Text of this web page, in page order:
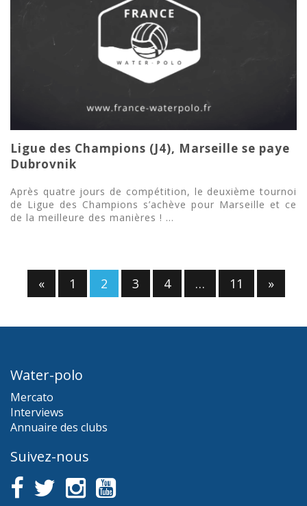
Ligue des Champions (J4), Marseille se paye
Dubrovnik
Après quatre jours de compétition, le deuxième tournoi
de Ligue des Champions s’achève pour Marseille et ce
de la meilleure des manières ! ...
« 1 2 3 4 … 11 »
Water-polo
Mercato
Interviews
Annuaire des clubs
Suivez-nous